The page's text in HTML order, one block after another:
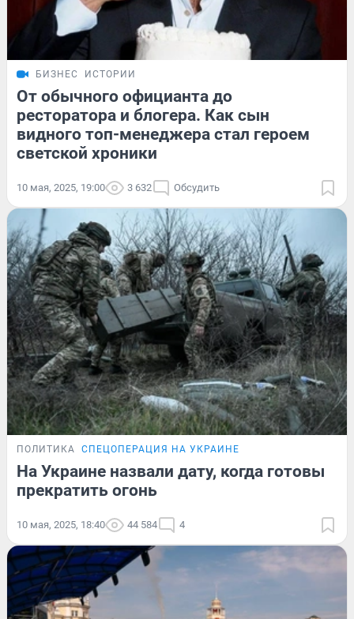
БИЗНЕС ИСТОРИИ
От обычного официанта до
ресторатора и блогера. Как сын
видного топ-менеджера стал героем
светской хроники
10 мая, 2025, 19:00 3 632 Обсудить
ПОЛИТИКА СПЕЦОПЕРАЦИЯ НА УКРАИНЕ
На Украине назвали дату, когда готовы
прекратить огонь
10 мая, 2025, 18:40 44 584 4